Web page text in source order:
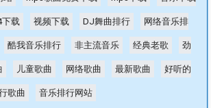
下载 视频下载 DJ舞曲排行 网络音乐排
酷我音乐排行 非主流音乐 经典老歌 劲
儿童歌曲 网络歌曲 最新歌曲 好听的
歌曲 音乐排行网站